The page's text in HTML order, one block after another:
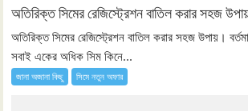
অতিরিক্ত সিমের রেজিস্ট্রেশন বাতিল করার সহজ
অতিরিক্ত সিমের রেজিস্ট্রেশন বাতিল করার সহজ উপায়।
সবাই একের অধিক সিম কিনে...
জানা অজানা কিছু সিমে নতুন ‍অফার